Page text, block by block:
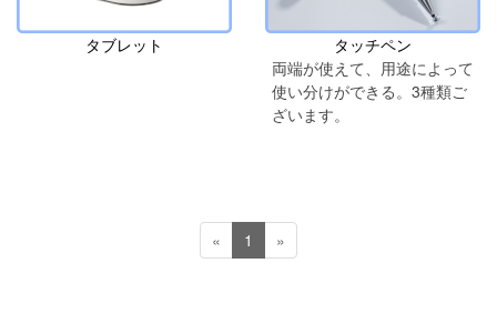
タブレット
タッチペン
両端が使えて、用途によって
使い分けができる。3種類ご
ざいます。
« 1 »